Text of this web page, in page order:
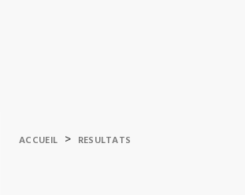
ACCUEIL > RESULTATS